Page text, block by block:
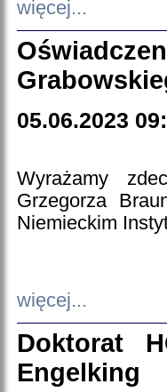
więcej...
05.06.2023
Wyrażamy
Grzegorza
Niemieckim
więcej...
Doktorat
Engelking